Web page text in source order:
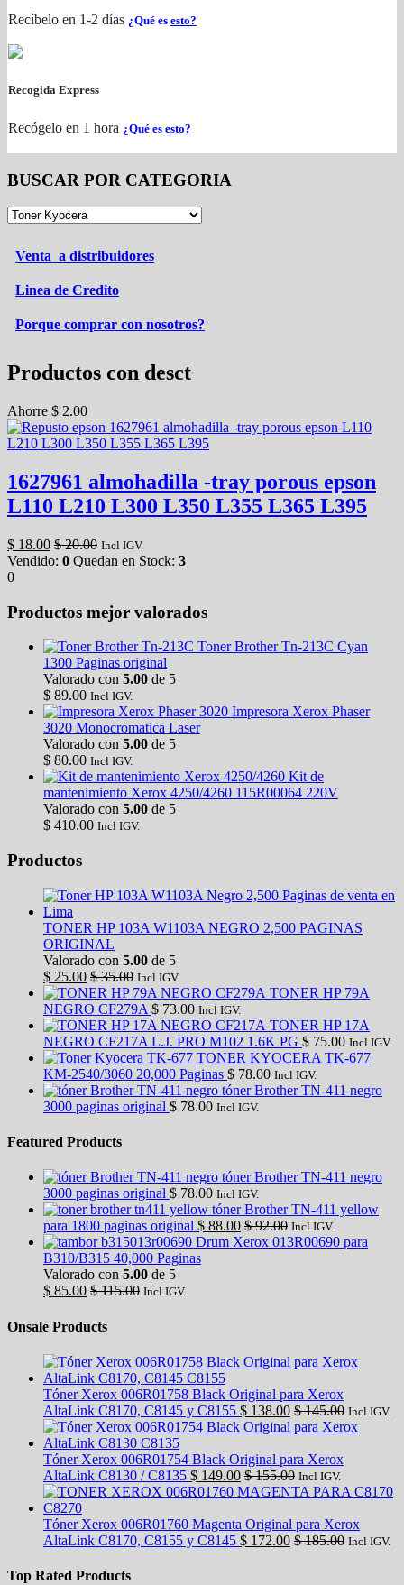
Recíbelo en 1-2 días ¿Qué es esto?
Recogida Express
Recógelo en 1 hora ¿Qué es esto?
BUSCAR POR CATEGORIA
Venta a distribuidores
Linea de Credito
Porque comprar con nosotros?
Productos con desct
Ahorre $ 2.00
1627961 almohadilla -tray porous epson
L110 L210 L300 L350 L355 L365 L395
$ 18.00 $20.00 Incl IGV.
Vendido: 0 Quedan en Stock: 3
0
Productos mejor valorados
Toner Brother Tn-213C Cyan
1300 Paginas original
Valorado con 5.00 de 5
$ 89.00 Incl IGV.
Impresora Xerox Phaser
3020 Monocromatica Laser
Valorado con 5.00 de 5
$ 80.00 Incl IGV.
Kit de
mantenimiento Xerox 4250/4260 115R00064 220V
Valorado con 5.00 de 5
$ 410.00 Incl IGV.
Productos
TONER HP 103A W1103A NEGRO 2,500 PAGINAS
ORIGINAL
Valorado con 5.00 de 5
$ 25.00 $35.00 Incl IGV.
TONER HP 79A
NEGRO CF279A $ 73.00 Incl IGV.
TONER HP 17A
NEGRO CF217A L.J. PRO M102 1.6K PG $ 75.00 Incl IGV.
TONER KYOCERA TK-677
KM-2540/3060 20,000 Paginas $ 78.00 Incl IGV.
tóner Brother TN-411 negro
3000 paginas original $ 78.00 Incl IGV.
Featured Products
tóner Brother TN-411 negro
3000 paginas original $ 78.00 Incl IGV.
tóner Brother TN-411 yellow
para 1800 paginas original $ 88.00 $92.00 Incl IGV.
Drum Xerox 013R00690 para
B310/B315 40,000 Paginas
Valorado con 5.00 de 5
$ 85.00 $115.00 Incl IGV.
Onsale Products
Tóner Xerox 006R01758 Black Original para Xerox
AltaLink C8170, C8145 y C8155 $ 138.00 $145.00 Incl IGV.
Tóner Xerox 006R01754 Black Original para Xerox
AltaLink C8130 / C8135 $ 149.00 $155.00 Incl IGV.
Tóner Xerox 006R01760 Magenta Original para Xerox
AltaLink C8170, C8155 y C8145 $ 172.00 $185.00 Incl IGV.
Top Rated Products